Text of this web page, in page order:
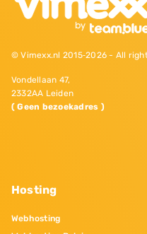
© Vimexx.nl 2015‐2026 - All
Vondellaan 47,
2332AA Leiden
( Geen bezoekadres )
Hosting
Webhosting